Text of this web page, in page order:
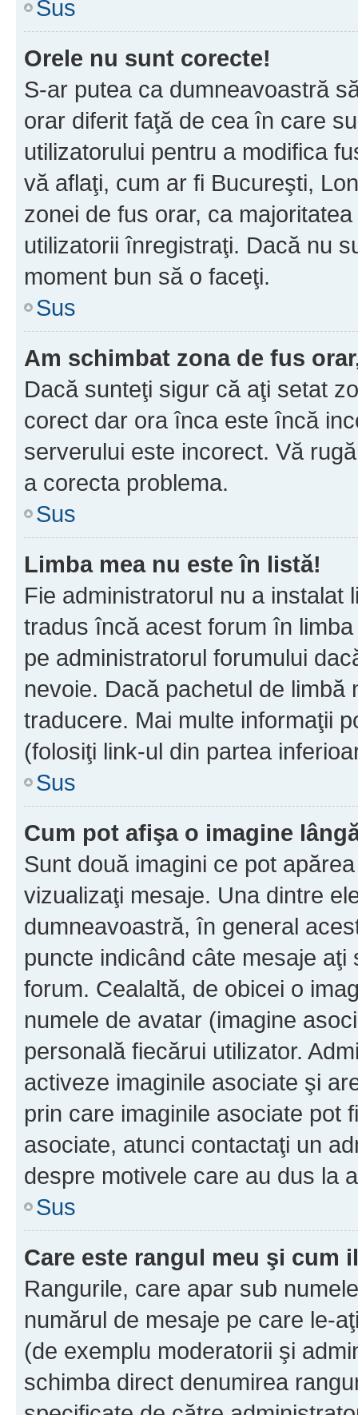
Sus
Orele nu sunt corecte!
S-ar putea ca dumneavoastră
orar diferit faţă de cea în care
utilizatorului pentru a modifica
vă aflaţi, cum ar fi Bucureşti,
zonei de fus orar, ca
utilizatorii înregistraţi. Dacă nu
moment bun să o faceţi.
Sus
Am schimbat zona de fus
Dacă sunteţi sigur că aţi setat
corect dar ora înca este încă
serverului este incorect. Vă
a corecta problema.
Sus
Limba mea nu este în listă!
Fie administratorul nu a instalat
tradus încă acest forum în
pe administratorul forumului
nevoie. Dacă pachetul de
traducere. Mai multe informaţii
(folosiţi link-ul din partea
Sus
Cum pot afişa o imagine
Sunt două imagini ce pot
vizualizaţi mesaje. Una dintre
dumneavoastră, în general
puncte indicând câte mesaje
forum. Cealaltă, de obicei o
numele de avatar (imagine
personală fiecărui utilizator.
activeze imaginile asociate şi
prin care imaginile asociate pot
asociate, atunci contactaţi un
despre motivele care au dus la
Sus
Care este rangul meu şi cum
Rangurile, care apar sub
numărul de mesaje pe care le-
(de exemplu moderatorii şi
schimba direct denumirea